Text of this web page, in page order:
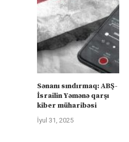
Sənanı sındırmaq: ABŞ-
İsrailin Yəmənə qarşı
kiber müharibəsi
İyul 31, 2025